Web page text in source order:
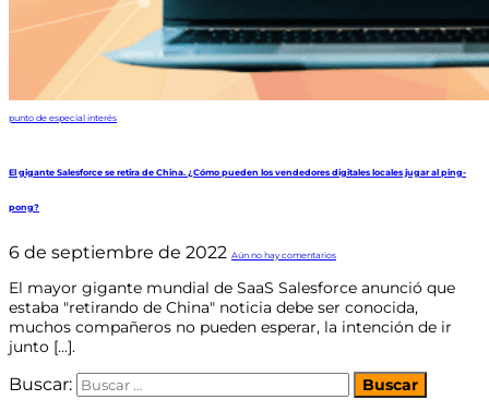
punto de especial interés
El gigante Salesforce se retira de China. ¿Cómo pueden los vendedores digitales locales jugar al ping-
pong?
6 de septiembre de 2022 Aún no hay comentarios
El mayor gigante mundial de SaaS Salesforce anunció que
estaba "retirando de China" noticia debe ser conocida,
muchos compañeros no pueden esperar, la intención de ir
junto [...].
Buscar: